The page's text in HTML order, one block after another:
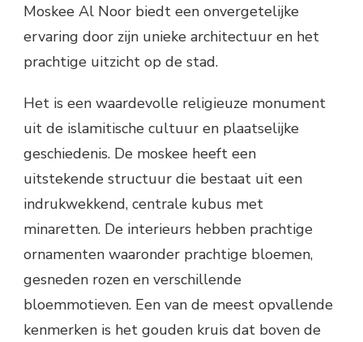
Moskee Al Noor biedt een onvergetelijke
ervaring door zijn unieke architectuur en het
prachtige uitzicht op de stad.
Het is een waardevolle religieuze monument
uit de islamitische cultuur en plaatselijke
geschiedenis. De moskee heeft een
uitstekende structuur die bestaat uit een
indrukwekkend, centrale kubus met
minaretten. De interieurs hebben prachtige
ornamenten waaronder prachtige bloemen,
gesneden rozen en verschillende
bloemmotieven. Een van de meest opvallende
kenmerken is het gouden kruis dat boven de